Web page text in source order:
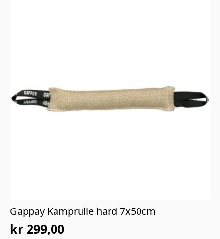
Gappay Kamprulle hard 7x50cm
kr 299,00